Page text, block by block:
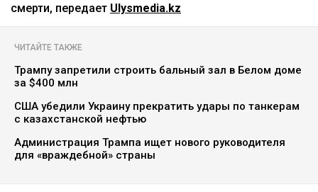
смерти, передает Ulysmedia.kz
ЧИТАЙТЕ ТАКЖЕ
Трампу запретили строить бальный зал в Белом доме
за $400 млн
США убедили Украину прекратить удары по танкерам
с казахстанской нефтью
Администрация Трампа ищет нового руководителя
для «враждебной» страны